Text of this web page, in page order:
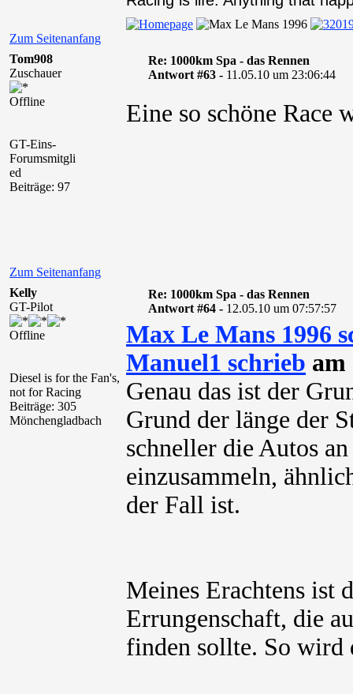
Zum Seitenanfang
Tom908
Zuschauer
Offline
GT-Eins-
Forumsmitgli
ed
Beiträge: 97
Re: 1000km Spa - das Rennen
Antwort #63 - 11.05.10 um 23:06:44
Eine so schöne
Zum Seitenanfang
Kelly
GT-Pilot
Offline
Diesel is for the Fan's,
not for Racing
Beiträge: 305
Mönchengladbach
Re: 1000km Spa - das Rennen
Antwort #64 - 12.05.10 um 07:57:57
Max Le Mans 1996
Manuel1 schrieb am
Genau das ist der
Grund der länge der
schneller die Autos
einzusammeln,
der Fall ist.
Meines Erachtens ist
Errungenschaft, die
finden sollte. So wird